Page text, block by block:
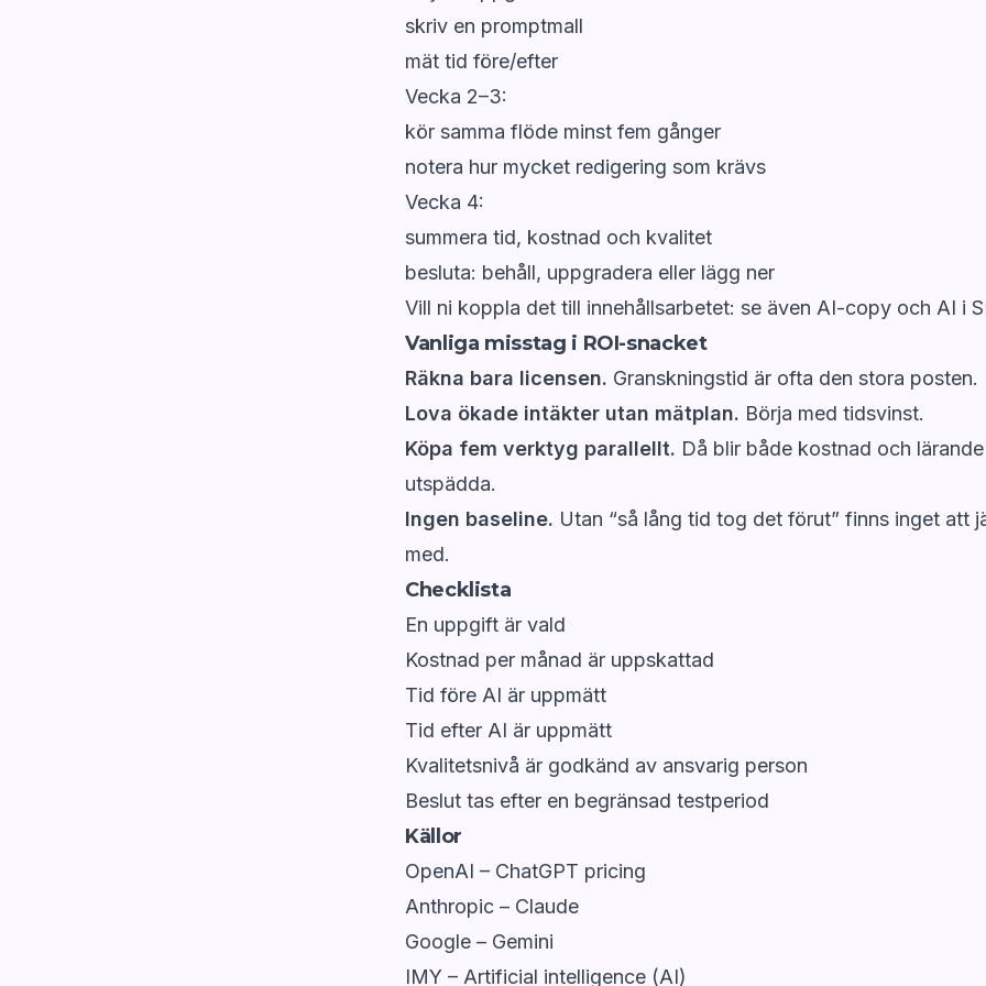
skriv en promptmall
mät tid före/efter
Vecka 2–3:
kör samma flöde minst fem gånger
notera hur mycket redigering som krävs
Vecka 4:
summera tid, kostnad och kvalitet
besluta: behåll, uppgradera eller lägg ner
Vill ni koppla det till innehållsarbetet: se även AI-copy och AI i
Vanliga misstag i ROI-snacket
Räkna bara licensen. Granskningstid är ofta den stora posten.
Lova ökade intäkter utan mätplan. Börja med tidsvinst.
Köpa fem verktyg parallellt. Då blir både kostnad och lärande
utspädda.
Ingen baseline. Utan “så lång tid tog det förut” finns inget att
med.
Checklista
En uppgift är vald
Kostnad per månad är uppskattad
Tid före AI är uppmätt
Tid efter AI är uppmätt
Kvalitetsnivå är godkänd av ansvarig person
Beslut tas efter en begränsad testperiod
Källor
OpenAI – ChatGPT pricing
Anthropic – Claude
Google – Gemini
IMY – Artificial intelligence (AI)